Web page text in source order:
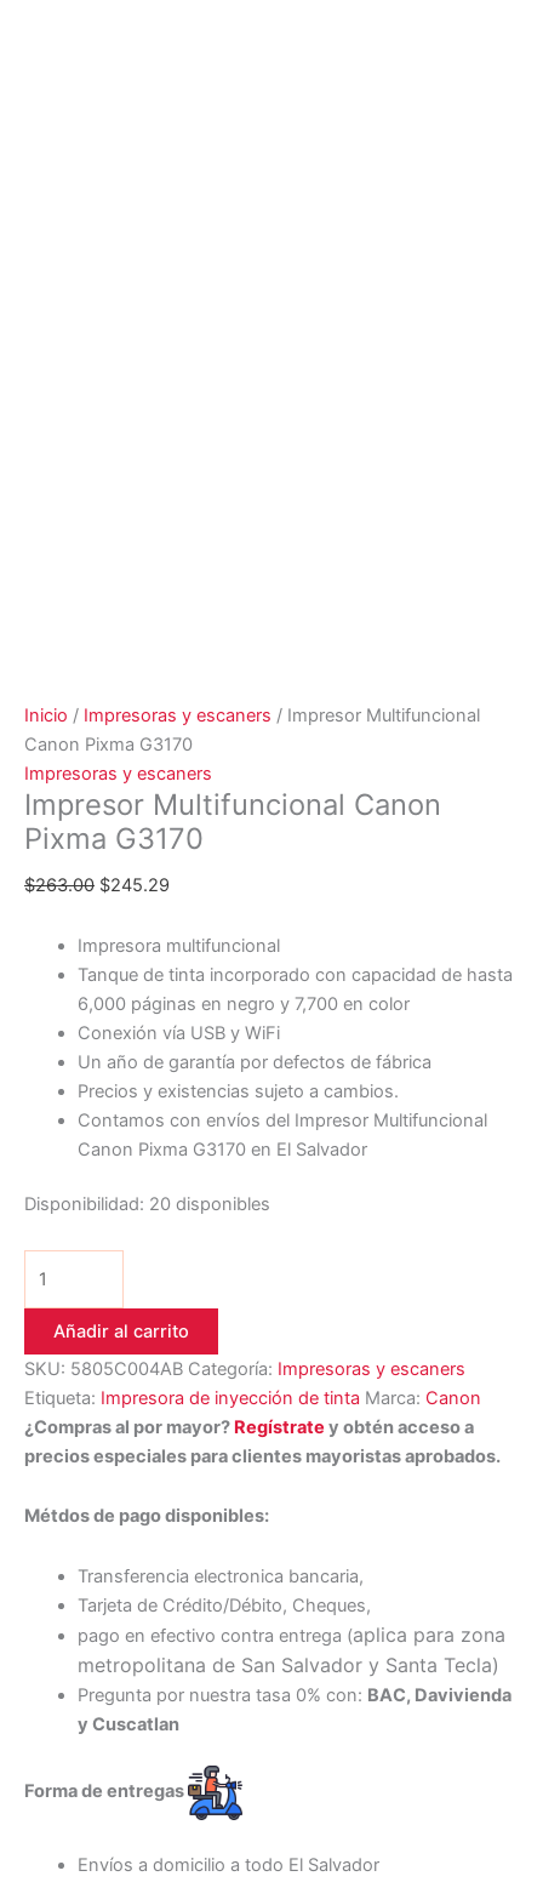
Inicio / Impresoras y escaners / Impresor Multifuncional
Canon Pixma G3170
Impresoras y escaners
Impresor Multifuncional Canon
Pixma G3170
$263.00 $245.29
Impresora multifuncional
Tanque de tinta incorporado con capacidad de hasta
6,000 páginas en negro y 7,700 en color
Conexión vía USB y WiFi
Un año de garantía por defectos de fábrica
Precios y existencias sujeto a cambios.
Contamos con envíos del Impresor Multifuncional
Canon Pixma G3170 en El Salvador
Disponibilidad: 20 disponibles
Añadir al carrito
SKU: 5805C004AB Categoría: Impresoras y escaners
Etiqueta: Impresora de inyección de tinta Marca: Canon
¿Compras al por mayor? Regístrate y obtén acceso a
precios especiales para clientes mayoristas aprobados.
Métdos de pago disponibles:
Transferencia electronica bancaria,
Tarjeta de Crédito/Débito, Cheques,
pago en efectivo contra entrega (aplica para zona
metropolitana de San Salvador y Santa Tecla)
Pregunta por nuestra tasa 0% con: BAC, Davivienda
y Cuscatlan
Forma de entregas
Envíos a domicilio a todo El Salvador